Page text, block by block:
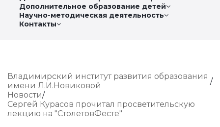
Дополнительное образование детей
Научно-методическая деятельность
Контакты
Владимирский институт развития образования
имени Л.И.Новиковой
Новости
Сергей Курасов прочитал просветительскую
лекцию на "СтолетовФесте"